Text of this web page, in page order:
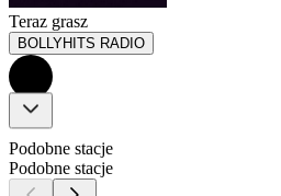
Teraz grasz
BOLLYHITS RADIO
Podobne stacje
Podobne stacje